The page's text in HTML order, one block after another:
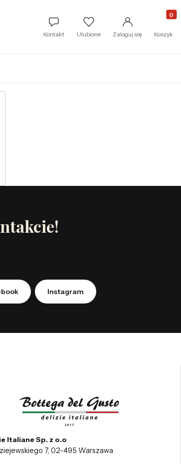
Kontakt Ulubione Zaloguj się Koszyk
Instagram
Italiane Sp. z o.o
7, 02-495 Warszawa